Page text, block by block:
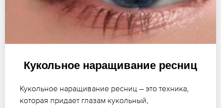
Кукольное наращивание ресниц
Кукольное наращивание ресниц – это техника,
которая придает глазам кукольный,